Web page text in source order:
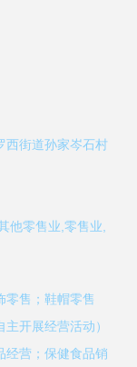
西街道孙家岑石村
他零售业,零售业,
零售；鞋帽零售
开展经营活动）
经营；保健食品销